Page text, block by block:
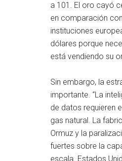
a 101. El oro cayó
en comparación
instituciones
dólares porque
está vendiendo su
Sin embargo, la
importante. “La
de datos requieren
gas natural. La
Ormuz y la
fuertes sobre la
escala. Estados